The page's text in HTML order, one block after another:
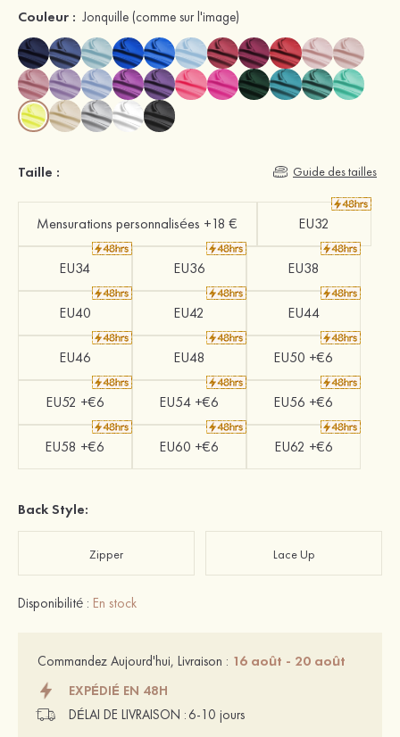
Couleur : Jonquille (comme sur l'image)
Taille : Guide des tailles
Mensurations personnalisées +18 € EU32
EU34 EU36 EU38
EU40 EU42 EU44
EU46 EU48 EU50 +€6
EU52 +€6 EU54 +€6 EU56 +€6
EU58 +€6 EU60 +€6 EU62 +€6
Back Style:
Zipper Lace Up
Disponibilité : En stock
Commandez Aujourd'hui, Livraison : 16 août - 20 août
EXPÉDIÉ EN 48H
DÉLAI DE LIVRAISON : 6-10 jours